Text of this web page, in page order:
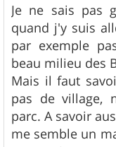
s
s
a
g
e
Je ne sais pas
quand j'y suis
par exemple
beau milieu des
Mais il faut
pas de village,
parc. A savoir
me semble un